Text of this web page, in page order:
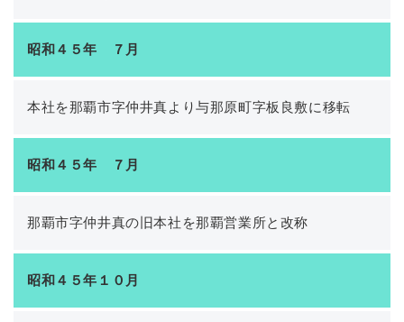
昭和４５年 ７月
本社を那覇市字仲井真より与那原町字板良敷に移転
昭和４５年 ７月
那覇市字仲井真の旧本社を那覇営業所と改称
昭和４５年１０月